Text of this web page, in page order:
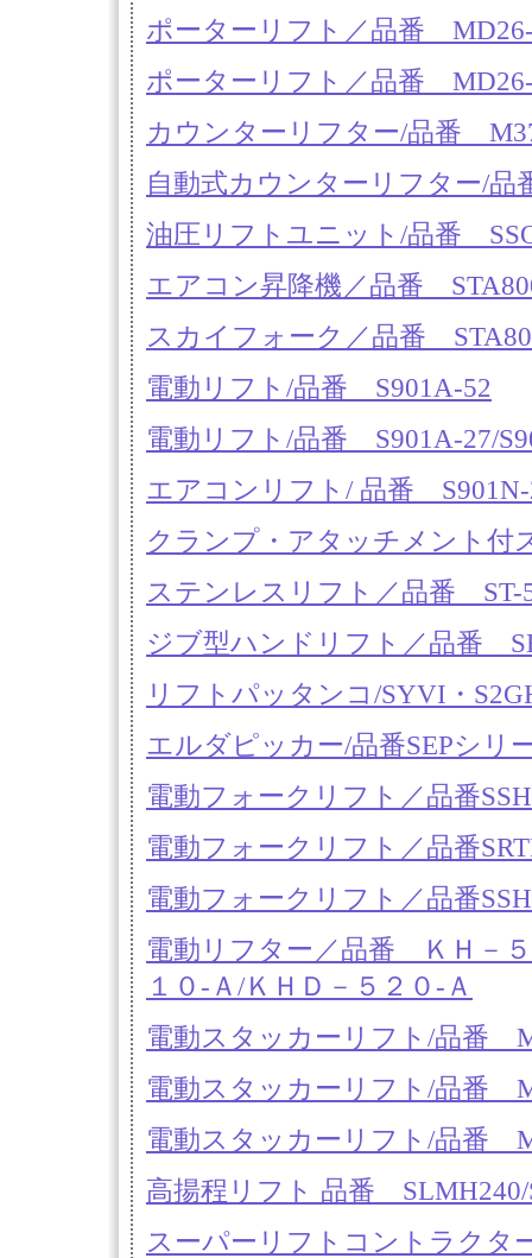
ポーターリフト／品番
ポーターリフト／品番
カウンターリフター/品番
自動式カウンターリフター/
油圧リフトユニット/品番
エアコン昇降機／品番
スカイフォーク／品番
電動リフト/品番 S901A-52
電動リフト/品番 S901A-27/
エアコンリフト/ 品番 S901N-
クランプ・アタッチメント
ステンレスリフト／品番 ST-
ジブ型ハンドリフト／品番
リフトパッタンコ/SYVI・
エルダピッカー/品番SEPシリ
電動フォークリフト／品番
電動フォークリフト／品番
電動フォークリフト／品番
電動リフター／品番 ＫＨ－
１０-Ａ/ＫＨＤ－５２０-Ａ
電動スタッカーリフト/品番
電動スタッカーリフト/品番
電動スタッカーリフト/品番
高揚程リフト 品番
スーパーリフトコントラクタ